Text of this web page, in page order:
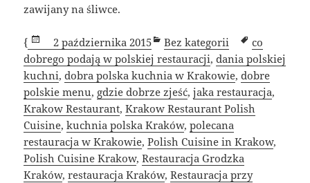
zawijany na śliwce.
{
Data
publikacji
2 października 2015 Kategorie
Bez kategorii Tagi
co
dobrego podają w polskiej restauracji,dania polskiej
kuchni,dobra polska kuchnia w Krakowie,dobre
polskie menu, gdzie dobrze zjeść,jaka restauracja,
Krakow Restaurant,Krakow Restaurant Polish
Cuisine,kuchnia polska Kraków,polecana
restauracja w Krakowie,Polish Cuisine in Krakow,
Polish Cuisine Krakow,Restauracja Grodzka
Kraków,restauracja Kraków,Restauracja przy